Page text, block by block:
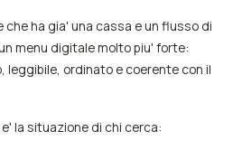
ha gia' una cassa e un flusso di
menu digitale molto piu' forte:
leggibile, ordinato e coerente con il
la situazione di chi cerca: